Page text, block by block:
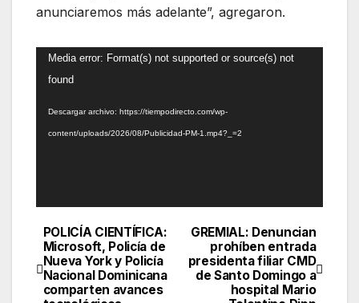
anunciaremos más adelante”, agregaron.
Reproductor
de
Media error: Format(s) not supported or source(s) not
found
Descargar archivo: https://tiempodirecto.com/wp-
content/uploads/2026/08/Publicidad-PM-1.mp4?_=2
Navegación
de
GREMIAL: Denuncian
prohíben entrada
presidenta filiar CMD
de Santo Domingo a
hospital Mario
POLICÍA CIENTÍFICA:
Microsoft, Policía de
Nueva York y Policía
Nacional Dominicana
comparten avances